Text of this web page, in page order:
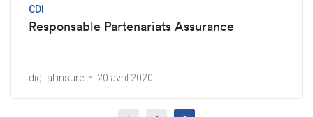
CDI
Responsable Partenariats Assurance
digital insure 20 avril 2020